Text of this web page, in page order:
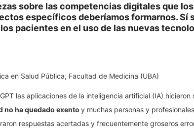
sobre las competencias digitales que
específicos deberíamos formarnos. Sí
pacientes en el uso de las nuevas
en Salud Pública, Facultad de Medicina (UBA)
las aplicaciones de la inteligencia artificial (IA)
no ha quedado exento y muchas personas y
respuestas acertadas y frecuentemente groseros